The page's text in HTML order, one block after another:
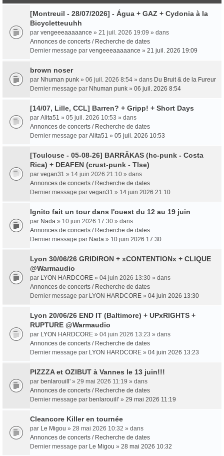
[Montreuil - 28/07/2026] - Água + GAZ + Cydonia à la
Bicycletteuuhh
par vengeeeaaaaance » 21 juil. 2026 19:09 » dans
Annonces de concerts / Recherche de dates
Dernier message par vengeeeaaaaance » 21 juil. 2026 19:09
brown noser
par Nhuman punk » 06 juil. 2026 8:54 » dans Du Bruit & de la Fureur
Dernier message par Nhuman punk » 06 juil. 2026 8:54
[14/07, Lille, CCL] Barren? + Gripp! + Short Days
par Alita51 » 05 juil. 2026 10:53 » dans
Annonces de concerts / Recherche de dates
Dernier message par Alita51 » 05 juil. 2026 10:53
[Toulouse - 05-08-26] BARRÄKAS (hc-punk - Costa
Rica) + DEAFEN (crust-punk - Tlse)
par vegan31 » 14 juin 2026 21:10 » dans
Annonces de concerts / Recherche de dates
Dernier message par vegan31 » 14 juin 2026 21:10
Ignito fait un tour dans l'ouest du 12 au 19 juin
par Nada » 10 juin 2026 17:30 » dans
Annonces de concerts / Recherche de dates
Dernier message par Nada » 10 juin 2026 17:30
Lyon 30/06/26 GRIDIRON + xCONTENTIONx + CLIQUE
@Warmaudio
par LYON HARDCORE » 04 juin 2026 13:30 » dans
Annonces de concerts / Recherche de dates
Dernier message par LYON HARDCORE » 04 juin 2026 13:30
Lyon 20/06/26 END IT (Baltimore) + UPxRIGHTS +
RUPTURE @Warmaudio
par LYON HARDCORE » 04 juin 2026 13:23 » dans
Annonces de concerts / Recherche de dates
Dernier message par LYON HARDCORE » 04 juin 2026 13:23
PIZZZA et OZIBUT à Vannes le 13 juin!!!
par benlarouill' » 29 mai 2026 11:19 » dans
Annonces de concerts / Recherche de dates
Dernier message par benlarouill' » 29 mai 2026 11:19
Cleancore Killer en tournée
par Le Migou » 28 mai 2026 10:32 » dans
Annonces de concerts / Recherche de dates
Dernier message par Le Migou » 28 mai 2026 10:32